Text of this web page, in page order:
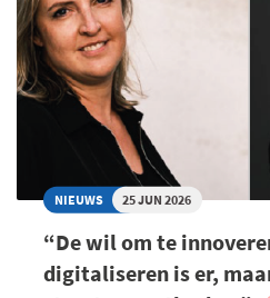
IS
NOOIT
ECHT
ONZE
AMBITIE
GEWEEST”
NIEUWS 25 JUN 2026
“De wil om te
digitaliseren is er,